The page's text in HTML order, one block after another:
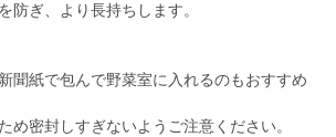
防ぎ、より長持ちします。
聞紙で包んで野菜室に入れるのもおすすめ
め密封しすぎないようご注意ください。